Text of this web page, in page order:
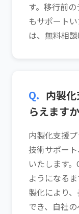
す。移行前
もサポート
は、無料相
Q. 内製
らえます
内製化支援
技術サポー
いたします
ようになる
製化により
でき、自社